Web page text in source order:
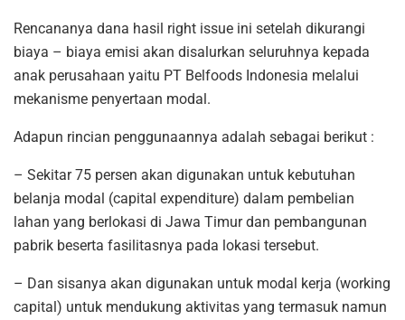
Rencananya dana hasil right issue ini setelah dikurangi
biaya – biaya emisi akan disalurkan seluruhnya kepada
anak perusahaan yaitu PT Belfoods Indonesia melalui
mekanisme penyertaan modal.
Adapun rincian penggunaannya adalah sebagai berikut :
– Sekitar 75 persen akan digunakan untuk kebutuhan
belanja modal (capital expenditure) dalam pembelian
lahan yang berlokasi di Jawa Timur dan pembangunan
pabrik beserta fasilitasnya pada lokasi tersebut.
– Dan sisanya akan digunakan untuk modal kerja (working
capital) untuk mendukung aktivitas yang termasuk namun